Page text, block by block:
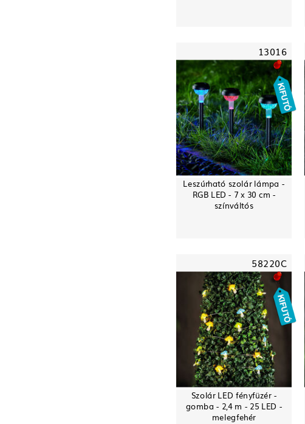
13016
Leszúrható szolár lámpa -
RGB LED - 7 x 30 cm -
színváltós
58220C
Szolár LED fényfüzér -
gomba - 2,4 m - 25 LED -
melegfehér